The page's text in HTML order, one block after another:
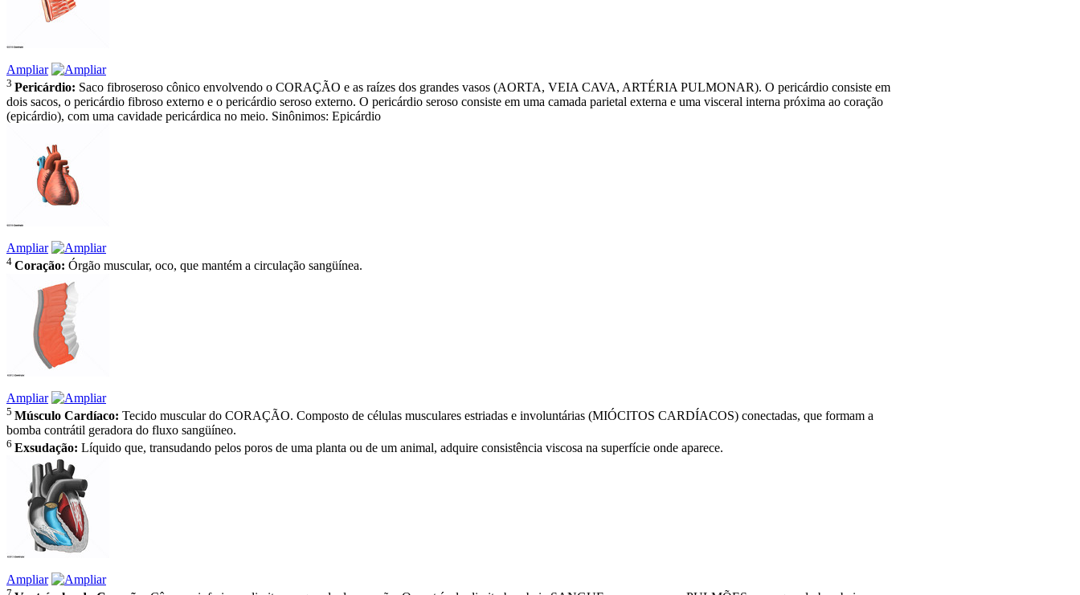
Ampliar
3 Pericárdio: Saco fibroseroso cônico envolvendo o CORAÇÃO e as raízes dos grandes vasos (AORTA, VEIA CAVA, ARTÉRIA PULMONAR). O pericárdio consiste em
dois sacos, o pericárdio fibroso externo e o pericárdio seroso externo. O pericárdio seroso consiste em uma camada parietal externa e uma visceral interna próxima ao coração
(epicárdio), com uma cavidade pericárdica no meio. Sinônimos: Epicárdio
Ampliar
4 Coração: Órgão muscular, oco, que mantém a circulação sangüínea.
Ampliar
5 Músculo Cardíaco: Tecido muscular do CORAÇÃO. Composto de células musculares estriadas e involuntárias (MIÓCITOS CARDÍACOS) conectadas, que formam a
bomba contrátil geradora do fluxo sangüíneo.
6 Exsudação: Líquido que, transudando pelos poros de uma planta ou de um animal, adquire consistência viscosa na superfície onde aparece.
Ampliar